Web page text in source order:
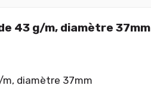
43 g/m, diamètre 37mm
diamètre 37mm